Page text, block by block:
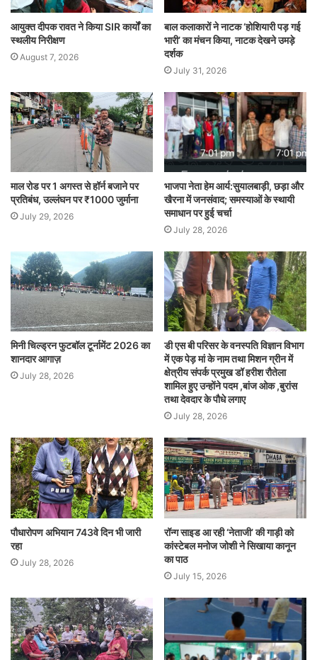
आयुक्त दीपक रावत ने किया SIR कार्यों का
स्थलीय निरीक्षण
August 7, 2026
बाल कलाकारों ने नाटक ‘होशियारी पड़ गई
भारी’ का मंचन किया, नाटक देखने उमड़े
दर्शक
July 31, 2026
माल रोड पर 1 अगस्त से हॉर्न बजाने पर
प्रतिबंध, उल्लंघन पर ₹1000 जुर्माना
July 29, 2026
भाजपा नेता हेम आर्य:सुयालबाड़ी, छड़ा और
खैरना में जनसंवाद; समस्याओं के स्थायी
समाधान पर हुई चर्चा
July 28, 2026
मिनी चिल्ड्रन फुटबॉल टूर्नामेंट 2026 का
शानदार आगाज़
July 28, 2026
डी एस बी परिसर के वनस्पति विज्ञान विभाग
में एक पेड़ मां के नाम तथा मिशन ग्रीन में
क्षेत्रीय संपर्क प्रमुख डॉ हरीश रौतेला
शामिल हुए उन्होंने पदम ,बांज ओक ,बुरांस
तथा देवदार के पौधे लगाए
July 28, 2026
पौधारोपण अभियान 743वे दिन भी जारी
रहा
July 28, 2026
रॉन्ग साइड आ रही ‘नेताजी’ की गाड़ी को
कांस्टेबल मनोज जोशी ने सिखाया कानून
का पाठ
July 15, 2026